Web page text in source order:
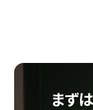
まず